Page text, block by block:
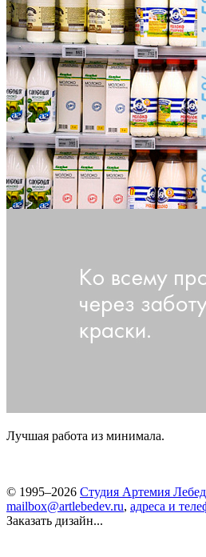
Лучшая работа из минимала.
© 1995–2026 Студия Артемия
mailbox@artlebedev.ru, адреса и
Заказать дизайн...